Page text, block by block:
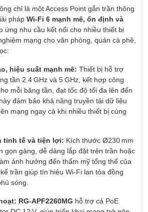
chỉ là một Access Point gắn trần thông
pháp Wi‑Fi 6 mạnh mẽ, ổn định và
ứng nhu cầu kết nối cho nhiều thiết bị
mạng cho văn phòng, quán cà phê,
hiệu suất mạnh mẽ: Thiết bị hỗ trợ
tần 2.4 GHz và 5 GHz, kết hợp công
mỗi băng tần, đạt tốc độ tối đa lên đến
đảm bảo khả năng truyền tải dữ liệu
mạng ngay cả khi nhiều thiết bị cùng
tinh tế và tiện lợi: Kích thước Ø230 mm
gọn gàng, dễ dàng lắp đặt trên trần hoặc
ảnh hưởng đến thẩm mỹ tổng thể của
trần giúp tín hiệu Wi‑Fi lan tỏa đồng
sóng.
RG‑APF2260MG hỗ trợ cả PoE